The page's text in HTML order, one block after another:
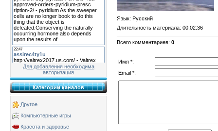
Для добавления необходима
авторизация
Категории каналов
Другое
Компьютерные игры
Красота и здоровье
Язык: Русский
Длительность материала: 00:02:36
Всего комментариев: 0
Имя *:
Email *: